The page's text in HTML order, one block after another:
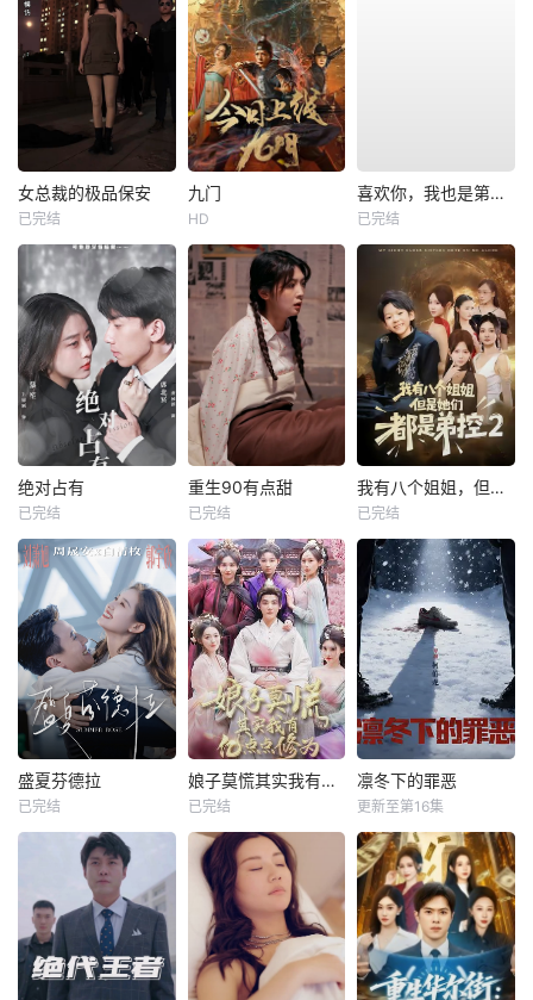
女总裁的极品保安
已完结
九门
HD
喜欢你，我也是第一部
已完结
绝对占有
已完结
重生90有点甜
已完结
我有八个姐姐，但是他们都是弟控2
已完结
盛夏芬德拉
已完结
娘子莫慌其实我有亿点点修为
已完结
凛冬下的罪恶
更新至第16集